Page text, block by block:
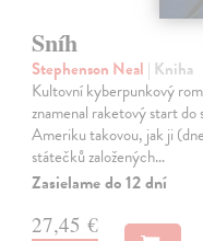
Sníh
Stephenson Neal | Kniha
Kultovní kyberpunkový
znamenal raketový start
Ameriku takovou, jak ji
státečků založených…
Zasielame do 12 dní
27,45 €